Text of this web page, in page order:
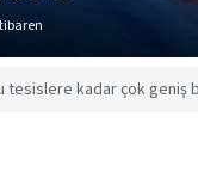
kadar çok geniş